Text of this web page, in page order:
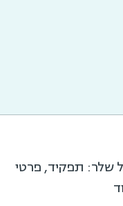
שלר: תפקיד, פרטי